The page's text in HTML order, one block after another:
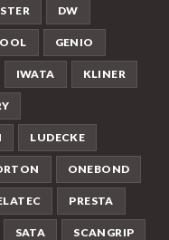
DW
GENIO
IWATA KLINER
LUDECKE
ONEBOND
PRESTA
SATA SCANGRIP